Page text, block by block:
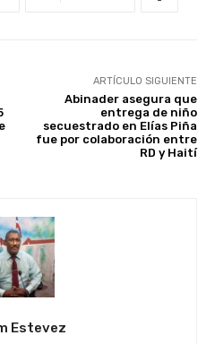
ARTÍCULO SIGUIENTE
Abinader asegura que
entrega de niño
secuestrado en Elías Piña
fue por colaboración entre
RD y Haití
Estevez